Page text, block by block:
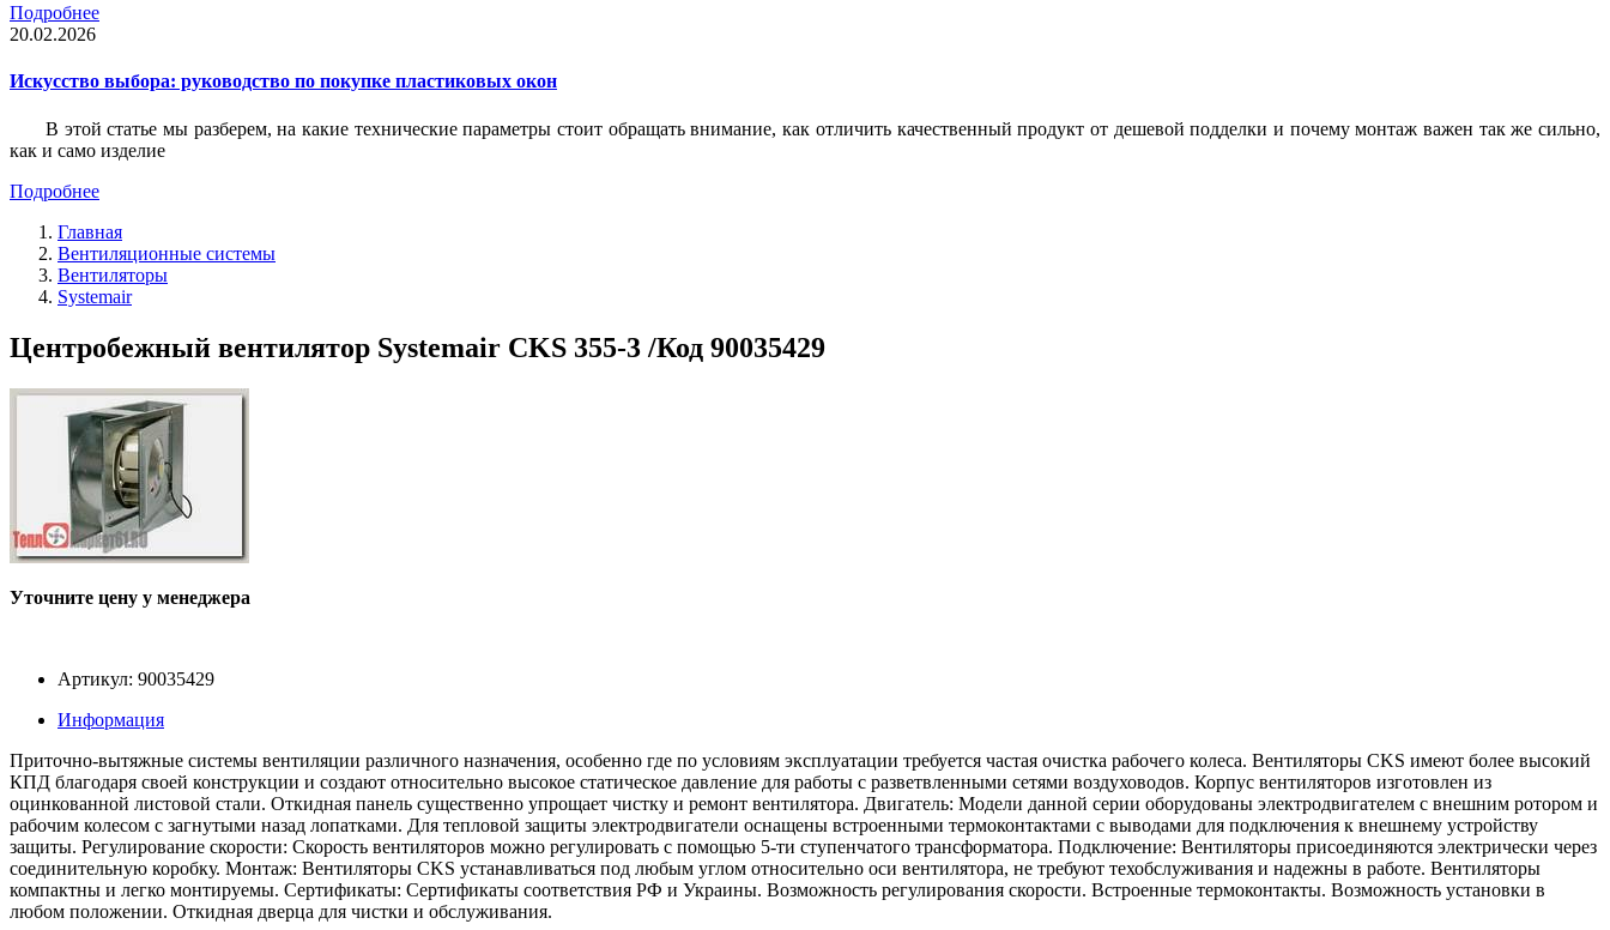
Подробнее
20.02.2026
Искусство выбора: руководство по покупке пластиковых окон
В этой статье мы разберем, на какие технические параметры стоит обращать внимание, как отличить качественный продукт от дешевой подделки и почему монтаж важен так же сильно,
как и само изделие
Подробнее
Главная
Вентиляционные системы
Вентиляторы
Systemair
Центробежный вентилятор Systemair CKS 355-3 /Код 90035429
Уточните цену у менеджера
Артикул: 90035429
Информация
Приточно-вытяжные системы вентиляции различного назначения, особенно где по условиям эксплуатации требуется частая очистка рабочего колеса. Вентиляторы CKS имеют более высокий
КПД благодаря своей конструкции и создают относительно высокое статическое давление для работы с разветвленными сетями воздуховодов. Корпус вентиляторов изготовлен из
оцинкованной листовой стали. Откидная панель существенно упрощает чистку и ремонт вентилятора. Двигатель: Модели данной серии оборудованы электродвигателем с внешним ротором и
рабочим колесом с загнутыми назад лопатками. Для тепловой защиты электродвигатели оснащены встроенными термоконтактами с выводами для подключения к внешнему устройству
защиты. Регулирование скорости: Скорость вентиляторов можно регулировать с помощью 5-ти ступенчатого трансформатора. Подключение: Вентиляторы присоединяются электрически через
соединительную коробку. Монтаж: Вентиляторы CKS устанавливаться под любым углом относительно оси вентилятора, не требуют техобслуживания и надежны в работе. Вентиляторы
компактны и легко монтируемы. Сертификаты: Сертификаты соответствия РФ и Украины. Возможность регулирования скорости. Встроенные термоконтакты. Возможность установки в
любом положении. Откидная дверца для чистки и обслуживания.